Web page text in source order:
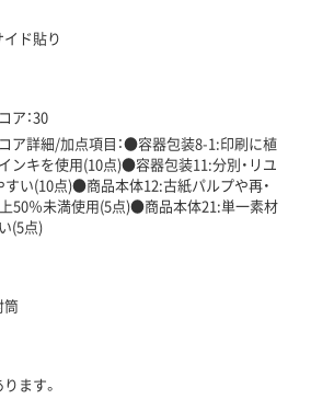
イド貼り
ア：30
ア詳細/加点項目：●容器包装8-1:印刷に植
ンキを使用(10点)●容器包装11:分別・リユ
すい(10点)●商品本体12:古紙パルプや再・
50％未満使用(5点)●商品本体21:単一素材
(5点)
筒
ます。